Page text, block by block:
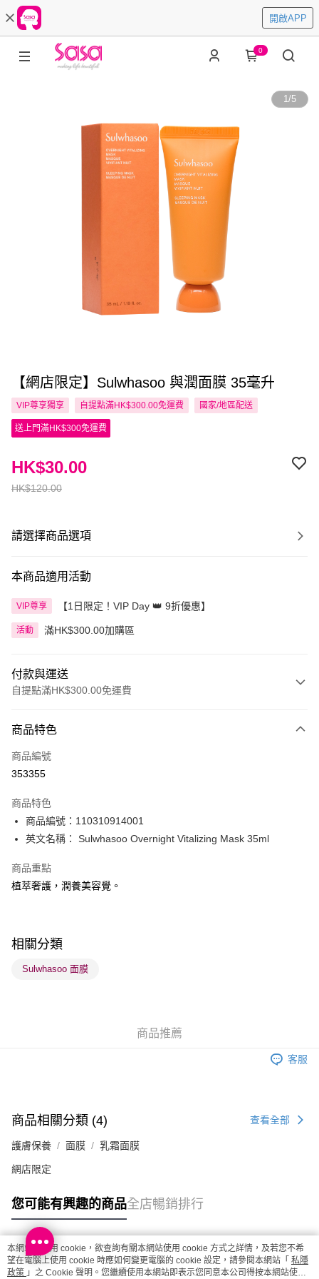
開啟APP
0
1/5
【網店限定】Sulwhasoo 與潤面膜 35毫升
VIP尊享獨享 自提點滿HK$300.00免運費 國家/地區配送
送上門滿HK$300免運費
HK$120.00
HK$30.00
請選擇商品選項
本商品適用活動
VIP尊享 【1日限定！VIP Day 👑 9折優惠】
活動 滿HK$300.00加購區
付款與運送
自提點滿HK$300.00免運費
信用卡
Apple Pay
PayMe
WeChat Pay
BoC Pay
每筆HK$65.00，滿HK$300.00或以上免運費
順豐站及營業點 - 確認發貨後1-3個工作天送達
每筆HK$20.00，滿HK$100.00或以上免運費
(澳門門市) 只顯示可選門市。確認發貨後2-5個工作天到店，3天內
取。逾期會取消訂單，並不會安排重寄
澳門地區配送 - 確認發貨後1-4個工作天送達
商品特色
商品編號
353355
商品特色
商品編號：110310914001
英文名稱： Sulwhasoo Overnight Vitalizing Mask 35ml
商品重點
植萃奢護，潤養美容覺。
相關分類
Sulwhasoo 面膜
商品推薦
客服
商品相關分類 (4) 查看全部
護膚保養 面膜 乳霜面膜
網店限定
您可能有興趣的商品全店暢銷排行
熱門標籤
本網站中使用 cookie，欲查詢有關本網站使用 cookie 方式之詳情，及若您不希
望在電腦上使用 cookie 時應如何變更電腦的 cookie 設定，請參閱本網站「 私隱
政策 」之 Cookie 聲明。您繼續使用本網站即表示您同意本公司得按本網站使用